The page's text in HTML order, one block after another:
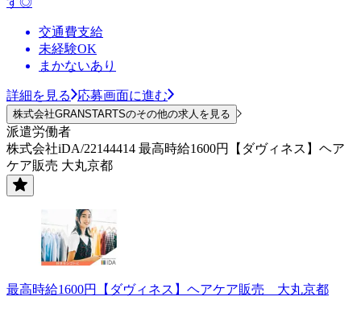
交通費支給
未経験OK
まかないあり
詳細を見る 応募画面に進む
株式会社GRANSTARTSのその他の求人を見る
派遣労働者
株式会社iDA/22144414 最高時給1600円【ダヴィネス】ヘア
ケア販売 大丸京都
最高時給1600円【ダヴィネス】ヘアケア販売 大丸京都